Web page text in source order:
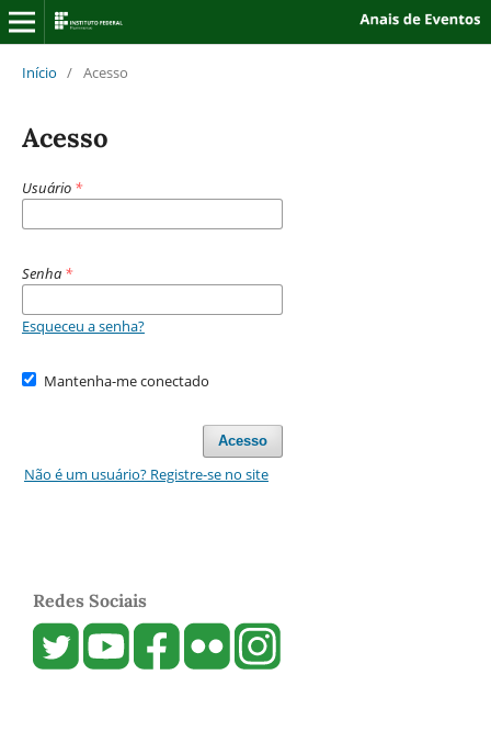
Início / Acesso
Acesso
Usuário *
Senha *
Esqueceu a senha?
Mantenha-me conectado
Acesso
Não é um usuário? Registre-se no site
Redes Sociais